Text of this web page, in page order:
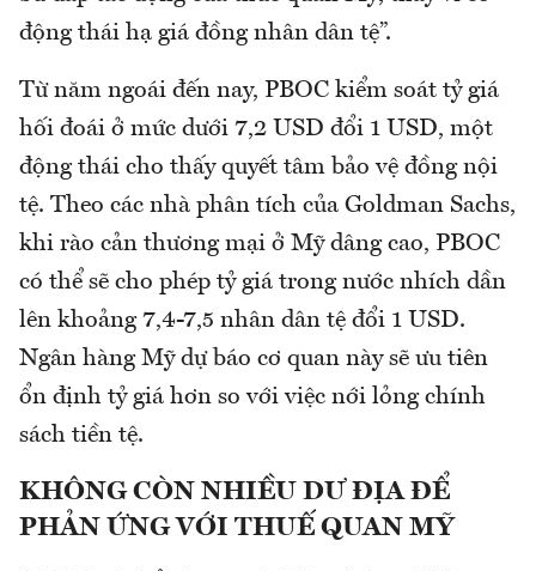
động thái hạ giá đồng nhân dân tệ”.
Từ năm ngoái đến nay, PBOC kiểm soát tỷ giá
hối đoái ở mức dưới 7,2 USD đổi 1 USD, một
động thái cho thấy quyết tâm bảo vệ đồng nội
tệ. Theo các nhà phân tích của Goldman Sachs,
khi rào cản thương mại ở Mỹ dâng cao, PBOC
có thể sẽ cho phép tỷ giá trong nước nhích dần
lên khoảng 7,4-7,5 nhân dân tệ đổi 1 USD.
Ngân hàng Mỹ dự báo cơ quan này sẽ ưu tiên
ổn định tỷ giá hơn so với việc nới lỏng chính
sách tiền tệ.
KHÔNG CÒN NHIỀU DƯ ĐỊA ĐỂ
PHẢN ỨNG VỚI THUẾ QUAN MỸ